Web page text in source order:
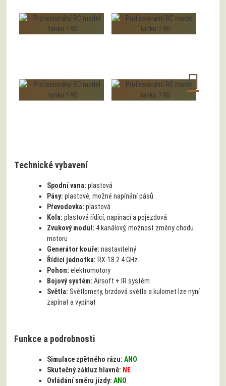
Technické vybavení
Spodní vana:plastová
Pásy:plastové, možné napínání pásů
Převodovka:plastová
Kola:plastová řídící, napínací a pojezdová
Zvukový modul: 4 kanálový, možnost změny chodu
motoru
Generátor kouře:nastavitelný
Řídící jednotka: RX-18 2.4 GHz
Pohon:elektromotory
Bojový systém:Airsoft + IR systém
Světla:Světlomety, brzdová světla a kulomet lze nyní
zapínat a vypínat
Funkce a podrobnosti
Simulace zpětného rázu:ANO
Skutečný zákluz hlavně: NE
Ovládání směru jízdy:ANO